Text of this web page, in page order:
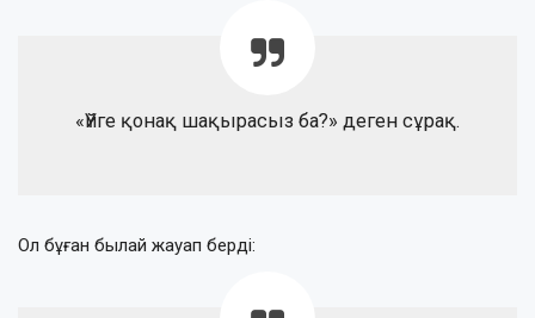
«Үйге қонақ шақырасыз ба?» деген сұрақ.
Ол бұған былай жауап берді: